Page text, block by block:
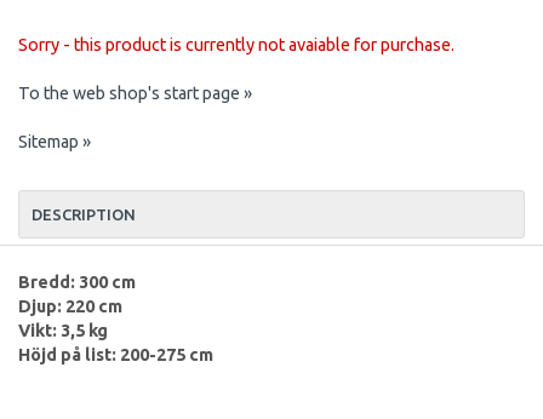
Sorry - this product is currently not avaiable for purchase.
To the web shop's start page »
Sitemap »
DESCRIPTION
Bredd: 300 cm
Djup: 220 cm
Vikt: 3,5 kg
Höjd på list: 200-275 cm